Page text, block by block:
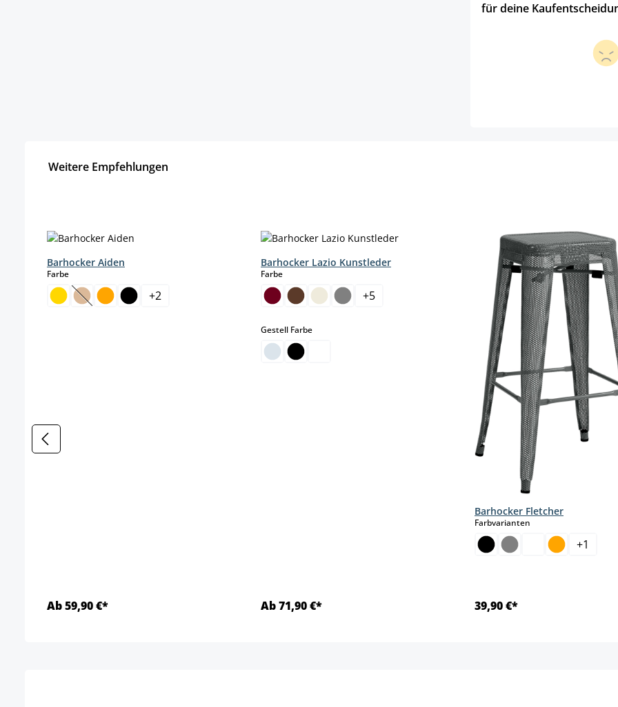
für deine
Weitere Empfehlungen
Barhocker Aiden
Farbeauswählen
(Diese Option ist zurzeit nicht verfügbar.)
+2
Ab 59,90 €*
Barhocker Lazio Kunstleder
Farbeauswählen
+5
Gestell Farbeauswählen
Ab 71,90 €*
Barhocker Fletcher
Farbvarianten
+1
39,90 €*